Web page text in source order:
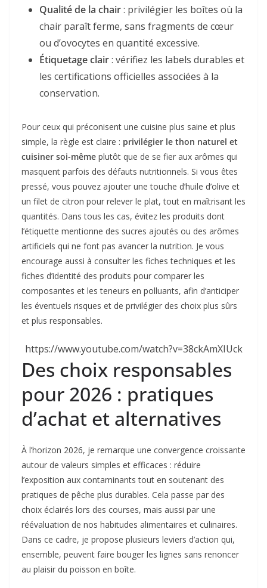
Qualité de la chair: privilégier les boîtes où la
chair paraît ferme, sans fragments de cœur
ou d’ovocytes en quantité excessive.
Étiquetage clair: vérifiez les labels durables et
les certifications officielles associées à la
conservation.
Pour ceux qui préconisent une cuisine plus saine et plus
simple, la règle est claire : privilégier le thon naturel et
cuisiner soi-même plutôt que de se fier aux arômes qui
masquent parfois des défauts nutritionnels. Si vous êtes
pressé, vous pouvez ajouter une touche d’huile d’olive et
un filet de citron pour relever le plat, tout en maîtrisant les
quantités. Dans tous les cas, évitez les produits dont
l’étiquette mentionne des sucres ajoutés ou des arômes
artificiels qui ne font pas avancer la nutrition. Je vous
encourage aussi à consulter les fiches techniques et les
fiches d’identité des produits pour comparer les
composantes et les teneurs en polluants, afin d’anticiper
les éventuels risques et de privilégier des choix plus sûrs
et plus responsables.
https://www.youtube.com/watch?v=38ckAmXIUck
Des choix responsables
pour 2026 : pratiques
d’achat et alternatives
À l’horizon 2026, je remarque une convergence croissante
autour de valeurs simples et efficaces : réduire
l’exposition aux contaminants tout en soutenant des
pratiques de pêche plus durables. Cela passe par des
choix éclairés lors des courses, mais aussi par une
réévaluation de nos habitudes alimentaires et culinaires.
Dans ce cadre, je propose plusieurs leviers d’action qui,
ensemble, peuvent faire bouger les lignes sans renoncer
au plaisir du poisson en boîte.